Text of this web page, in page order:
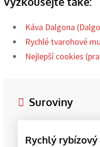
Káva Dalgona
Rychlé tvarohové
Nejlepší cookies
Suroviny
Rychlý